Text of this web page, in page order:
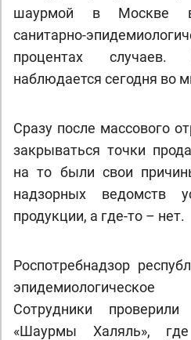
шаурмой в Москве
санитарно-
процентах случаев.
наблюдается сегодня во
Сразу после массового
закрываться точки
на то были свои
надзорных ведомств
продукции, а где-то – нет.
Роспотребнадзор
Сотрудники
«Шаурмы Халяль»,